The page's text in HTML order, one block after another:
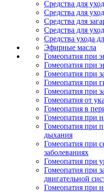
Средства для
Средства для
Средства для
Средства для
Средства ухода
Эфирные масла
Гомеопатия при
Гомеопатия при
Гомеопатия при
Гомеопатия при
Гомеопатия при
Гомеопатия от
Гомеопатия в
Гомеопатия при
Гомеопатия при
дыхания
Гомеопатия при
заболеваниях
Гомеопатия при
Гомеопатия при
двигательной
Гомеопатия при